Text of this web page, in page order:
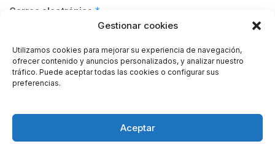
Gestionar cookies
Utilizamos cookies para mejorar su experiencia de navegación,
ofrecer contenido y anuncios personalizados, y analizar nuestro
tráfico. Puede aceptar todas las cookies o configurar sus
preferencias.
Aceptar
Correo electrónico *
Web
navegador para la próxima vez que comente.